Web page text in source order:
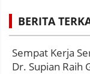
BERITA
Sempat Kerja
Dr. Supian Raih